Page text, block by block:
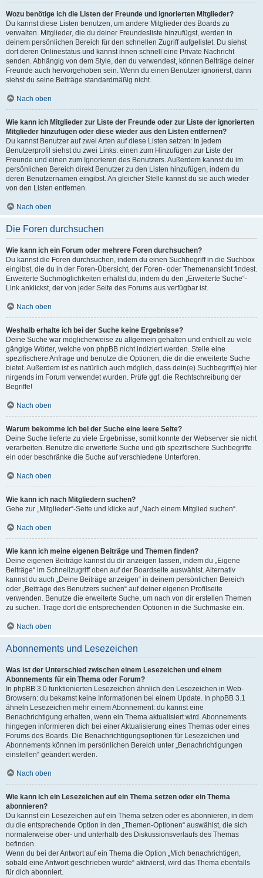
Wozu benötige ich die Listen der Freunde und ignorierten Mitglieder?
Du kannst diese Listen benutzen, um andere Mitglieder des Boards zu
verwalten. Mitglieder, die du deiner Freundesliste hinzufügst, werden in
deinem persönlichen Bereich für den schnellen Zugriff aufgelistet. Du siehst
dort deren Onlinestatus und kannst ihnen schnell eine Private Nachricht
senden. Abhängig von dem Style, den du verwendest, können Beiträge deiner
Freunde auch hervorgehoben sein. Wenn du einen Benutzer ignorierst, dann
siehst du seine Beiträge standardmäßig nicht.
Nach oben
Wie kann ich Mitglieder zur Liste der Freunde oder zur Liste der ignorierten
Mitglieder hinzufügen oder diese wieder aus den Listen entfernen?
Du kannst Benutzer auf zwei Arten auf diese Listen setzen: In jedem
Benutzerprofil siehst du zwei Links: einen zum Hinzufügen zur Liste der
Freunde und einen zum Ignorieren des Benutzers. Außerdem kannst du im
persönlichen Bereich direkt Benutzer zu den Listen hinzufügen, indem du
deren Benutzernamen eingibst. An gleicher Stelle kannst du sie auch wieder
von den Listen entfernen.
Nach oben
Die Foren durchsuchen
Wie kann ich ein Forum oder mehrere Foren durchsuchen?
Du kannst die Foren durchsuchen, indem du einen Suchbegriff in die Suchbox
eingibst, die du in der Foren-Übersicht, der Foren- oder Themenansicht findest.
Erweiterte Suchmöglichkeiten erhältst du, indem du den „Erweiterte Suche“-
Link anklickst, der von jeder Seite des Forums aus verfügbar ist.
Nach oben
Weshalb erhalte ich bei der Suche keine Ergebnisse?
Deine Suche war möglicherweise zu allgemein gehalten und enthielt zu viele
gängige Wörter, welche von phpBB nicht indiziert werden. Stelle eine
spezifischere Anfrage und benutze die Optionen, die dir die erweiterte Suche
bietet. Außerdem ist es natürlich auch möglich, dass dein(e) Suchbegriff(e) hier
nirgends im Forum verwendet wurden. Prüfe ggf. die Rechtschreibung der
Begriffe!
Nach oben
Warum bekomme ich bei der Suche eine leere Seite?
Deine Suche lieferte zu viele Ergebnisse, somit konnte der Webserver sie nicht
verarbeiten. Benutze die erweiterte Suche und gib spezifischere Suchbegriffe
ein oder beschränke die Suche auf verschiedene Unterforen.
Nach oben
Wie kann ich nach Mitgliedern suchen?
Gehe zur „Mitglieder“-Seite und klicke auf „Nach einem Mitglied suchen“.
Nach oben
Wie kann ich meine eigenen Beiträge und Themen finden?
Deine eigenen Beiträge kannst du dir anzeigen lassen, indem du „Eigene
Beiträge“ im Schnellzugriff oben auf der Boardseite auswählst. Alternativ
kannst du auch „Deine Beiträge anzeigen“ in deinem persönlichen Bereich
oder „Beiträge des Benutzers suchen“ auf deiner eigenen Profilseite
verwenden. Benutze die erweiterte Suche, um nach von dir erstellen Themen
zu suchen. Trage dort die entsprechenden Optionen in die Suchmaske ein.
Nach oben
Abonnements und Lesezeichen
Was ist der Unterschied zwischen einem Lesezeichen und einem
Abonnements für ein Thema oder Forum?
In phpBB 3.0 funktionierten Lesezeichen ähnlich den Lesezeichen in Web-
Browsern: du bekamst keine Informationen bei einem Update. In phpBB 3.1
ähneln Lesezeichen mehr einem Abonnement: du kannst eine
Benachrichtigung erhalten, wenn ein Thema aktualisiert wird. Abonnements
hingegen informieren dich bei einer Aktualisierung eines Themas oder eines
Forums des Boards. Die Benachrichtigungsoptionen für Lesezeichen und
Abonnements können im persönlichen Bereich unter „Benachrichtigungen
einstellen“ geändert werden.
Nach oben
Wie kann ich ein Lesezeichen auf ein Thema setzen oder ein Thema
abonnieren?
Du kannst ein Lesezeichen auf ein Thema setzen oder es abonnieren, in dem
du die entsprechende Option in den „Themen-Optionen“ auswählst, die sich
normalerweise ober- und unterhalb des Diskussionsverlaufs des Themas
befinden.
Wenn du bei der Antwort auf ein Thema die Option „Mich benachrichtigen,
sobald eine Antwort geschrieben wurde“ aktivierst, wird das Thema ebenfalls
für dich abonniert.